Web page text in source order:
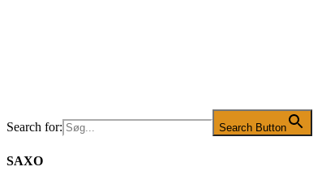
Search for: Search Button
SAXO